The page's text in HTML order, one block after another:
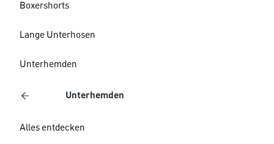
Boxershorts
Lange Unterhosen
Unterhemden
Unterhemden
Alles entdecken